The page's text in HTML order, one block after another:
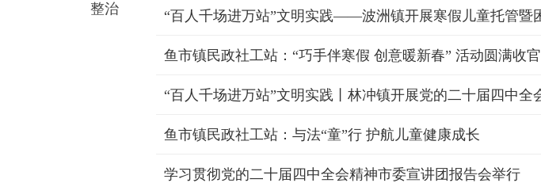
整治
鱼市镇民政社工站：“巧手伴寒假 创意暖新春” 活动圆满收官
鱼市镇民政社工站：与法“童”行 护航儿童健康成长
学习贯彻党的二十届四中全会精神市委宣讲团报告会举行